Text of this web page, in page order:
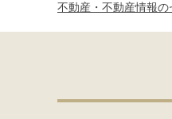
不動産・不動産情報の